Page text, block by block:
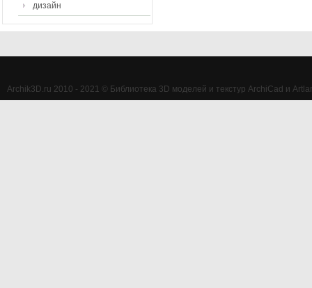
дизайн
Archik3D.ru 2010 - 2021 © Библиотека 3D моделей и текстур ArchiCad и